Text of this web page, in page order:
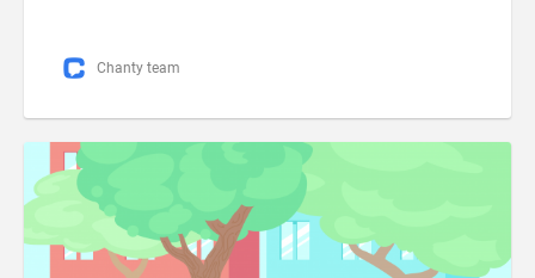
Chanty team